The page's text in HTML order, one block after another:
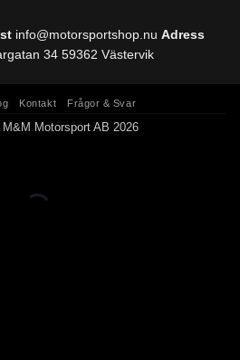
info@motorsportshop.nu Adress
34 59362 Västervik
Kontakt Frågor & Svar
Motorsport AB 2026